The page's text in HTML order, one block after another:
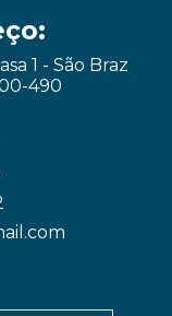
1 - São Braz
490